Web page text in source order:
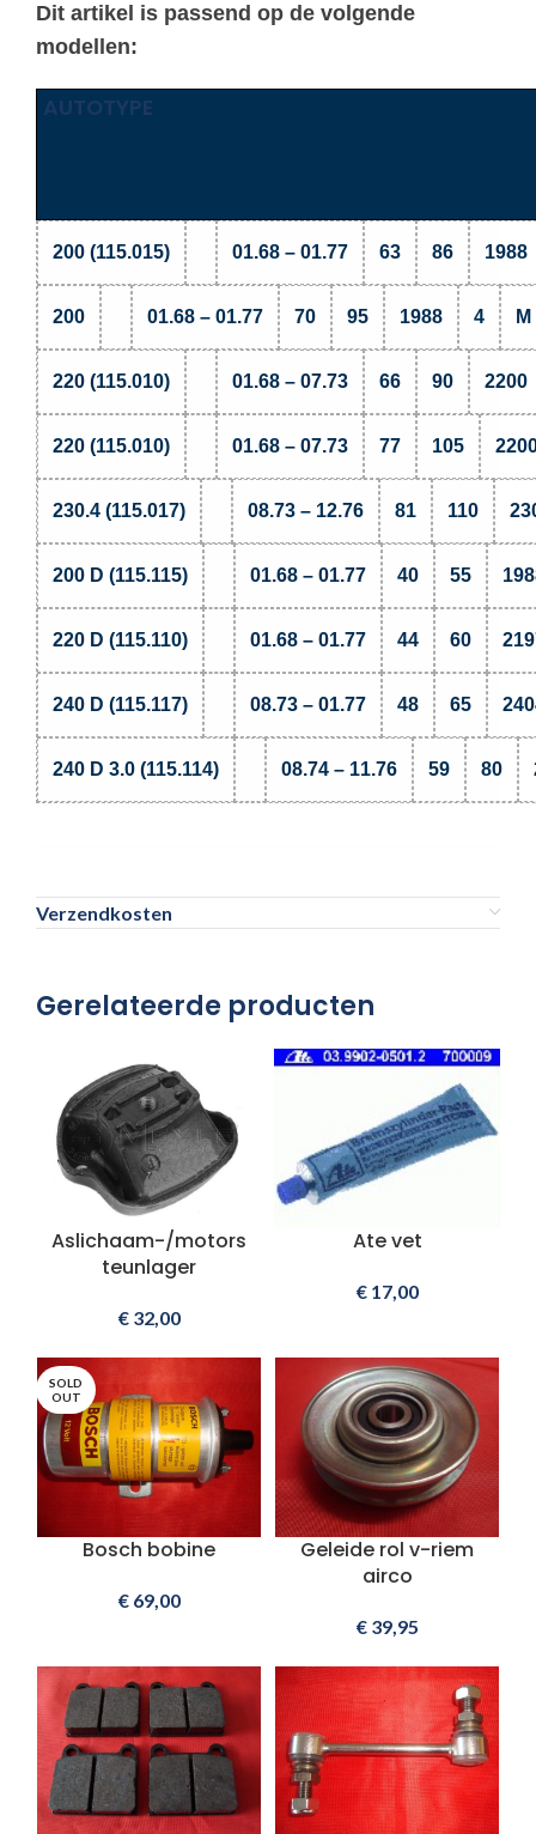
Dit artikel is passend op de volgende
modellen:
AUTOTYPE
200 (115.015) 01.68 – 01.77 63 86 1988
200 01.68 – 01.77 70 95 1988 4
220 (115.010) 01.68 – 07.73 66 90 2200
220 (115.010) 01.68 – 07.73 77 105
230.4 (115.017) 08.73 – 12.76 81 110
200 D (115.115) 01.68 – 01.77 40 55
220 D (115.110) 01.68 – 01.77 44 60
240 D (115.117) 08.73 – 01.77 48 65
240 D 3.0 (115.114) 08.74 – 11.76 59 80
Verzendkosten
Gerelateerde producten
Aslichaam-/motors
teunlager
€32,00
Ate vet
€17,00
SOLD
OUT
Bosch bobine
€69,00
Geleide rol v-riem
airco
€39,95